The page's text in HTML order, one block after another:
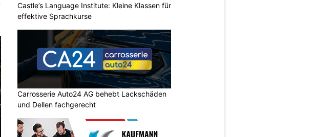
Castle’s Language Institute: Kleine Klassen für
effektive Sprachkurse
Carrosserie Auto24 AG behebt Lackschäden
und Dellen fachgerecht